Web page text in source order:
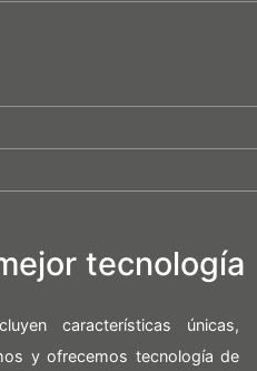
tecnología
características únicas,
y ofrecemos tecnología de